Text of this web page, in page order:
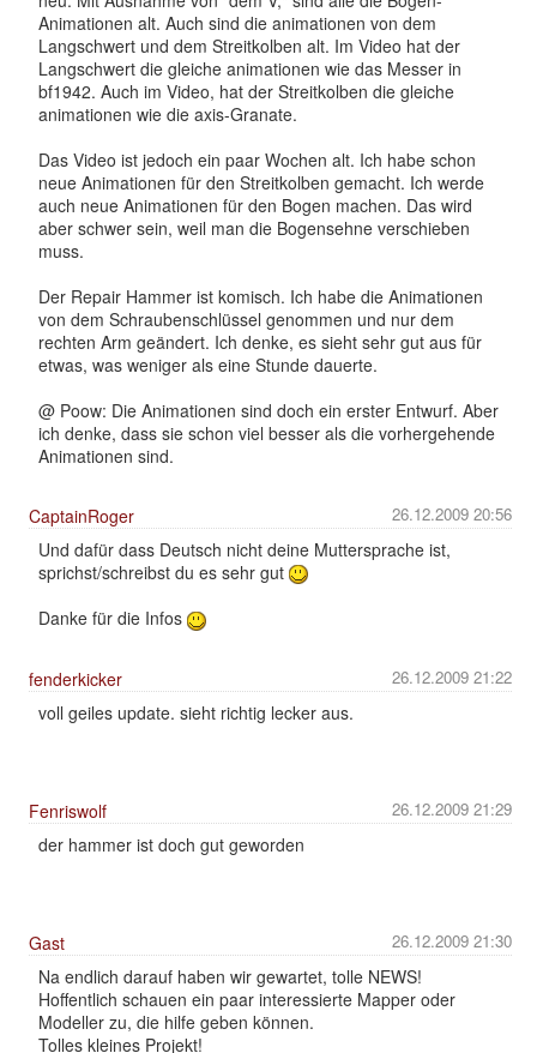
Animationen alt. Auch sind die animationen von dem
Langschwert und dem Streitkolben alt. Im Video hat der
Langschwert die gleiche animationen wie das Messer in
bf1942. Auch im Video, hat der Streitkolben die gleiche
animationen wie die axis-Granate.
Das Video ist jedoch ein paar Wochen alt. Ich habe schon
neue Animationen für den Streitkolben gemacht. Ich werde
auch neue Animationen für den Bogen machen. Das wird
aber schwer sein, weil man die Bogensehne verschieben
muss.
Der Repair Hammer ist komisch. Ich habe die Animationen
von dem Schraubenschlüssel genommen und nur dem
rechten Arm geändert. Ich denke, es sieht sehr gut aus für
etwas, was weniger als eine Stunde dauerte.
@ Poow: Die Animationen sind doch ein erster Entwurf. Aber
ich denke, dass sie schon viel besser als die vorhergehende
Animationen sind.
26.12.2009 20:56
CaptainRoger
Und dafür dass Deutsch nicht deine Muttersprache ist,
sprichst/schreibst du es sehr gut
Danke für die Infos
26.12.2009 21:22
fenderkicker
voll geiles update. sieht richtig lecker aus.
26.12.2009 21:29
Fenriswolf
der hammer ist doch gut geworden
26.12.2009 21:30
Gast
Na endlich darauf haben wir gewartet, tolle NEWS!
Hoffentlich schauen ein paar interessierte Mapper oder
Modeller zu, die hilfe geben können.
Tolles kleines Projekt!